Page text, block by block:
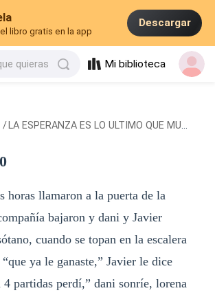
libro gratis en la app
Descargar
quieras Mi biblioteca
/ LA ESPERANZA ES LO ULTIMO QUE MUERE
horas llamaron a la puerta de la
bajaron y dani y Javier
cuando se topan en la escalera
ya le ganaste,” Javier le dice
4 partidas perdí,” dani sonríe, lorena